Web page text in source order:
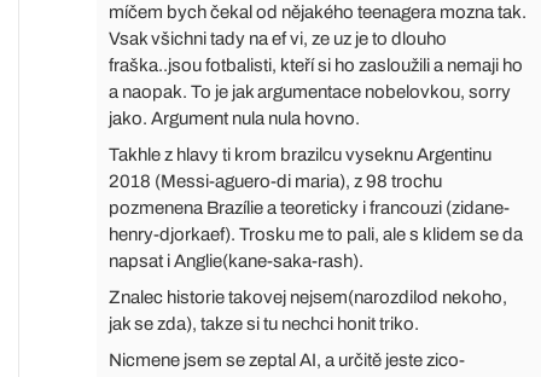
míčem bych čekal od nějakého teenagera mozna tak.
Vsak všichni tady na ef vi, ze uz je to dlouho
fraška..jsou fotbalisti, kteří si ho zasloužili a nemaji ho
a naopak. To je jak argumentace nobelovkou, sorry
jako. Argument nula nula hovno.
Takhle z hlavy ti krom brazilcu vyseknu Argentinu
2018 (Messi-aguero-di maria), z 98 trochu
pozmenena Brazílie a teoreticky i francouzi (zidane-
henry-djorkaef). Trosku me to pali, ale s klidem se da
napsat i Anglie(kane-saka-rash).
Znalec historie takovej nejsem(narozdilod nekoho,
jak se zda), takze si tu nechci honit triko.
Nicmene jsem se zeptal AI, a určitě jeste zico-